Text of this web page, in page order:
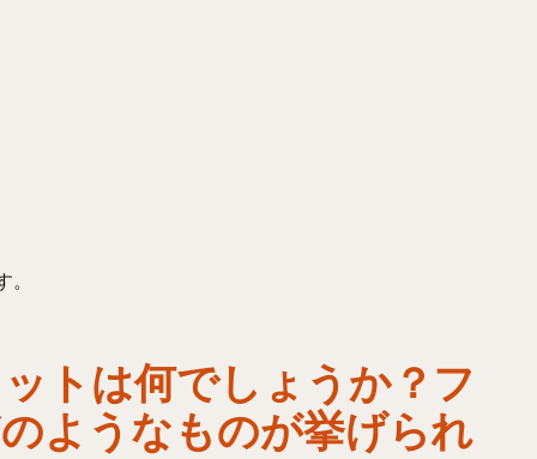
トは何でしょうか？フ
ようなものが挙げられ